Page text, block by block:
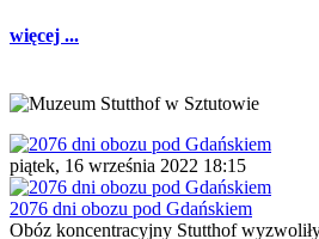
więcej ...
piątek, 16 września 2022 18:15
2076 dni obozu pod Gdańskiem
Obóz koncentracyjny Stutthof